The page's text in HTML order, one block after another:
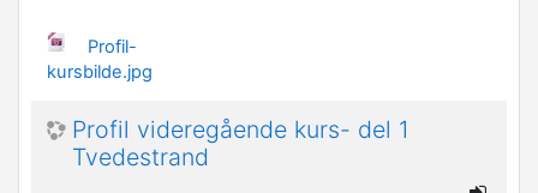
Profil-
kursbilde.jpg
Profil videregående kurs- del 1
Tvedestrand